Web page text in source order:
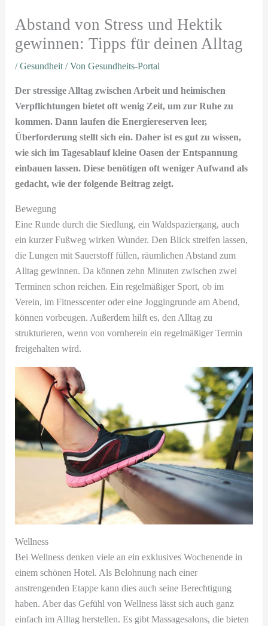
Abstand von Stress und Hektik
gewinnen: Tipps für deinen Alltag
/Gesundheit/ VonGesundheits-Portal
Der stressige Alltag zwischen Arbeit und heimischen
Verpflichtungen bietet oft wenig Zeit, um zur Ruhe zu
kommen. Dann laufen die Energiereserven leer,
Überforderung stellt sich ein. Daher ist es gut zu wissen,
wie sich im Tagesablauf kleine Oasen der Entspannung
einbauen lassen. Diese benötigen oft weniger Aufwand als
gedacht, wie der folgende Beitrag zeigt.
Bewegung
Eine Runde durch die Siedlung, ein Waldspaziergang, auch
ein kurzer Fußweg wirken Wunder. Den Blick streifen lassen,
die Lungen mit Sauerstoff füllen, räumlichen Abstand zum
Alltag gewinnen. Da können zehn Minuten zwischen zwei
Terminen schon reichen. Ein regelmäßiger Sport, ob im
Verein, im Fitnesscenter oder eine Joggingrunde am Abend,
können vorbeugen. Außerdem hilft es, den Alltag zu
strukturieren, wenn von vornherein ein regelmäßiger Termin
freigehalten wird.
Wellness
Bei Wellness denken viele an ein exklusives Wochenende in
einem schönen Hotel. Als Belohnung nach einer
anstrengenden Etappe kann dies auch seine Berechtigung
haben. Aber das Gefühl von Wellness lässt sich auch ganz
einfach im Alltag herstellen. Es gibt Massagesalons, die bieten